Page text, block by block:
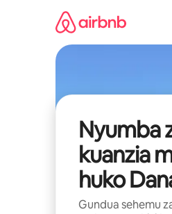
Nyumba
kuanzia
huko
Gundua sehemu